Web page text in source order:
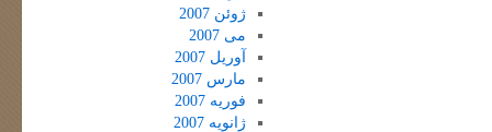
ژوئن 2007
می 2007
آوریل 2007
مارس 2007
فوریه 2007
ژانویه 2007